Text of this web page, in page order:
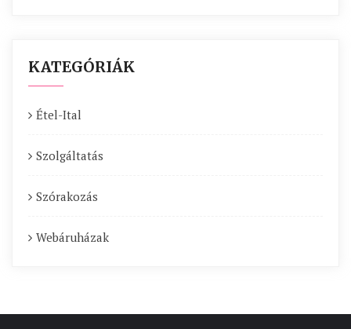
KATEGÓRIÁK
Étel-Ital
Szolgáltatás
Szórakozás
Webáruházak